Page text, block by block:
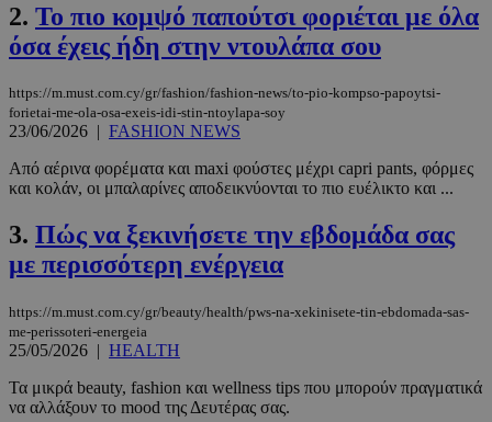
2. Το πιο κομψό παπούτσι φοριέται με όλα
όσα έχεις ήδη στην ντουλάπα σου
https://m.must.com.cy/gr/fashion/fashion-news/to-pio-kompso-papoytsi-
forietai-me-ola-osa-exeis-idi-stin-ntoylapa-soy
23/06/2026 | FASHION NEWS
Από αέρινα φορέματα και maxi φούστες μέχρι capri pants, φόρμες
και κολάν, οι μπαλαρίνες αποδεικνύονται το πιο ευέλικτο και ...
3. Πώς να ξεκινήσετε την εβδομάδα σας
με περισσότερη ενέργεια
https://m.must.com.cy/gr/beauty/health/pws-na-xekinisete-tin-ebdomada-sas-
me-perissoteri-energeia
25/05/2026 | HEALTH
Τα μικρά beauty, fashion και wellness tips που μπορούν πραγματικά
να αλλάξουν το mood της Δευτέρας σας.